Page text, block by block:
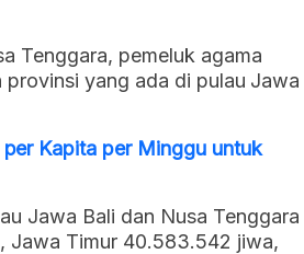
Tenggara, pemeluk agama
provinsi yang ada di pulau Jawa
Kapita per Minggu untuk
Jawa Bali dan Nusa Tenggara
Jawa Timur 40.583.542 jiwa,